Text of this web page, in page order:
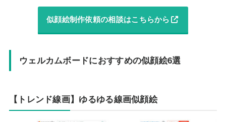
似顔絵制作依頼の相談はこちらから
ウェルカムボードにおすすめの似顔絵6選
【トレンド線画】ゆるゆる線画似顔絵